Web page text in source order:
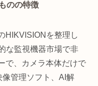
のの特徴
HIKVISIONを整理し
な監視機器市場で非
で、カメラ本体だけで
管理ソフト、AI解